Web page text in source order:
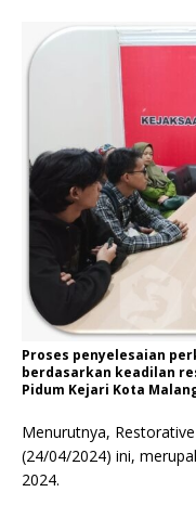
Proses penyelesaian
berdasarkan keadilan
Pidum Kejari Kota
Menurutnya,
(24/04/2024) ini,
2024.